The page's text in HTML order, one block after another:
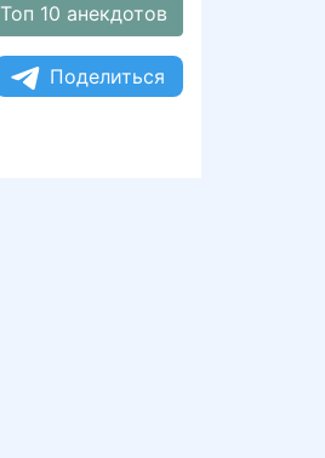
Топ 10 анекдотов
Поделиться